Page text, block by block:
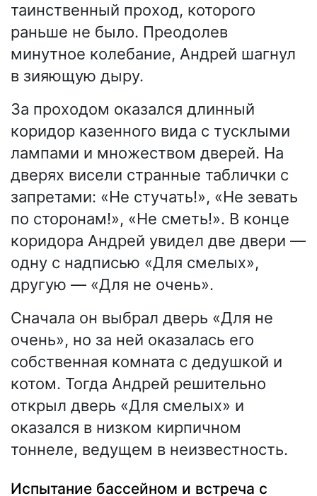
таинственный проход, которого
раньше не было. Преодолев
минутное колебание, Андрей шагнул
в зияющую дыру.
За проходом оказался длинный
коридор казенного вида с тусклыми
лампами и множеством дверей. На
дверях висели странные таблички с
запретами: «Не стучать!», «Не зевать
по сторонам!», «Не сметь!». В конце
коридора Андрей увидел две двери —
одну с надписью «Для смелых»,
другую — «Для не очень».
Сначала он выбрал дверь «Для не
очень», но за ней оказалась его
собственная комната с дедушкой и
котом. Тогда Андрей решительно
открыл дверь «Для смелых» и
оказался в низком кирпичном
тоннеле, ведущем в неизвестность.
Испытание бассейном и встреча с